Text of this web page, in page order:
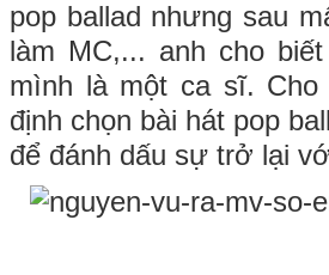
pop ballad nhưng sau
làm MC,... anh cho
mình là một ca sĩ.
định chọn bài hát pop
để đánh dấu sự trở lại